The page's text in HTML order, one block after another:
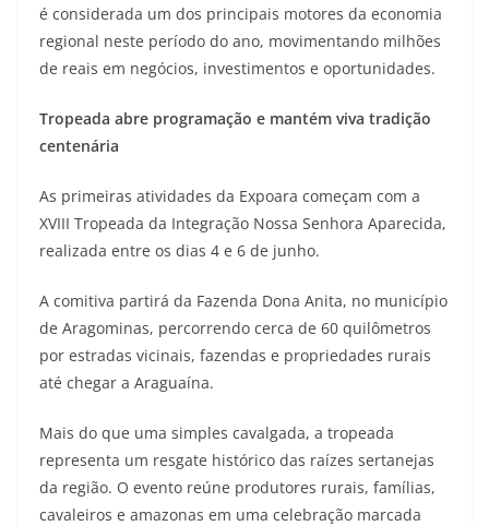
é considerada um dos principais motores da economia
regional neste período do ano, movimentando milhões
de reais em negócios, investimentos e oportunidades.
Tropeada abre programação e mantém viva tradição
centenária
As primeiras atividades da Expoara começam com a
XVIII Tropeada da Integração Nossa Senhora Aparecida,
realizada entre os dias 4 e 6 de junho.
A comitiva partirá da Fazenda Dona Anita, no município
de Aragominas, percorrendo cerca de 60 quilômetros
por estradas vicinais, fazendas e propriedades rurais
até chegar a Araguaína.
Mais do que uma simples cavalgada, a tropeada
representa um resgate histórico das raízes sertanejas
da região. O evento reúne produtores rurais, famílias,
cavaleiros e amazonas em uma celebração marcada